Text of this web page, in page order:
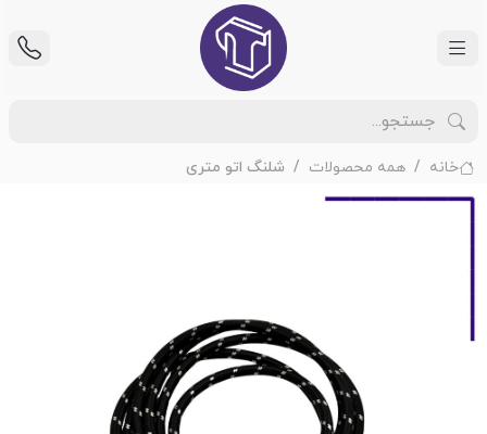
خانه همه محصولات شلنگ اتو متری